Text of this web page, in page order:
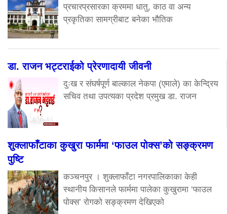
प्रचारप्रसारका क्रममा धातु, काठ वा अन्य
प्रकृतिका सामग्रीबाट बनेका भौतिक
डा. राजन भट्टराईको प्रेरणादायी जीवनी
दुःख र संघर्षपूर्ण बाल्काल नेकपा (एमाले) का केन्द्रिय
सचिव तथा उपत्यका प्रदेश प्रमुख डा. राजन
शुक्लाफाँटाका कुखुरा फार्ममा ‘फाउल पोक्स’को सङ्क्रमण
पुष्टि
कञ्चनपुर । शुक्लाफाँटा नगरपालिकाका केही
स्थानीय किसानले फार्ममा पालेका कुखुरामा ‘फाउल
पोक्स’ रोगको सङ्क्रमण देखिएको